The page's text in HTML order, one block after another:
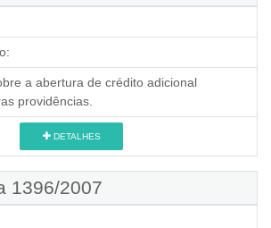
a abertura de crédito adicional
providências.
DETALHES
1396/2007